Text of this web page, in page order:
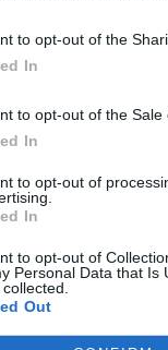
to opt-out of the
In
to opt-out of the Sale
In
to opt-out of
In
to opt-out of
Personal Data that Is
Out